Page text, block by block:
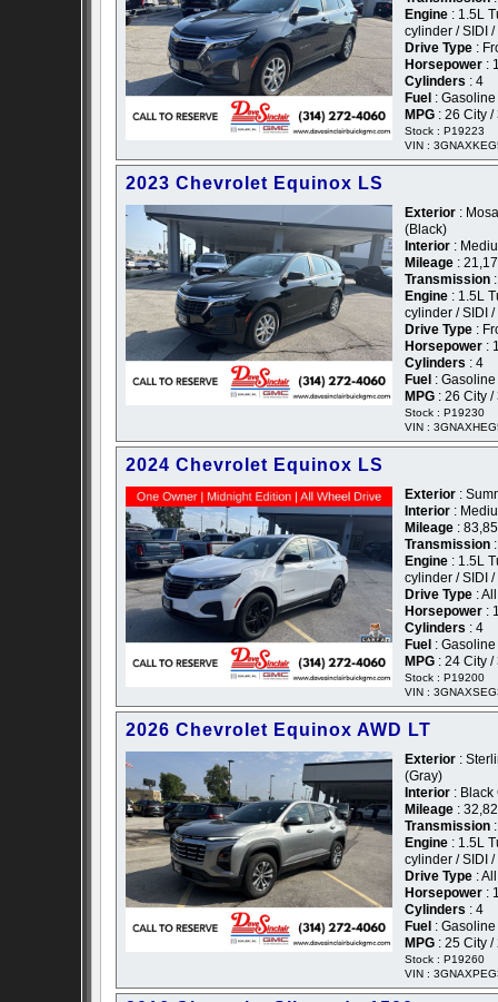
Engine : 1.5L
cylinder / SIDI /
Drive Type :
Horsepower :
Cylinders : 4
Fuel : Gasoline
MPG : 26 City /
Stock : P19223
VIN :
2023 Chevrolet Equinox LS
Exterior :
(Black)
Interior :
Mileage :
Transmission
Engine : 1.5L
cylinder / SIDI /
Drive Type :
Horsepower :
Cylinders : 4
Fuel : Gasoline
MPG : 26 City /
Stock : P19230
VIN :
2024 Chevrolet Equinox LS
Exterior :
Interior :
Mileage :
Transmission
Engine : 1.5L
cylinder / SIDI /
Drive Type :
Horsepower :
Cylinders : 4
Fuel : Gasoline
MPG : 24 City /
Stock : P19200
VIN :
2026 Chevrolet Equinox AWD LT
Exterior :
(Gray)
Interior : Black
Mileage :
Transmission
Engine : 1.5L
cylinder / SIDI /
Drive Type :
Horsepower :
Cylinders : 4
Fuel : Gasoline
MPG : 25 City /
Stock : P19260
VIN :